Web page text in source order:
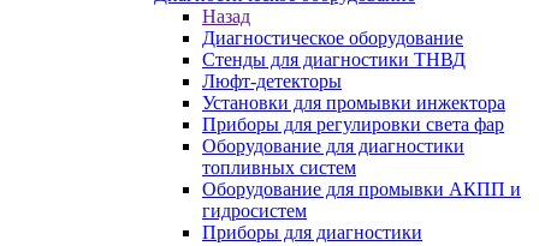
Назад
Диагностическое оборудование
Стенды для диагностики ТНВД
Люфт-детекторы
Установки для промывки инжектора
Приборы для регулировки света фар
Оборудование для диагностики
топливных систем
Оборудование для промывки АКПП и
гидросистем
Приборы для диагностики